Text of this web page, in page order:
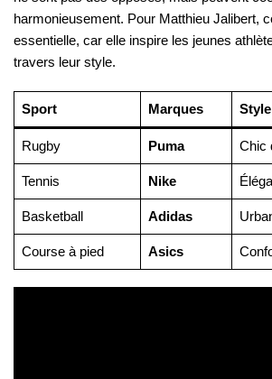
harmonieusement. Pour Matthieu Jalibert,
essentielle, car elle inspire les jeunes
travers leur style.
Sport Marques Style
Rugby Puma Chic
Tennis Nike
Basketball Adidas
Course à pied Asics